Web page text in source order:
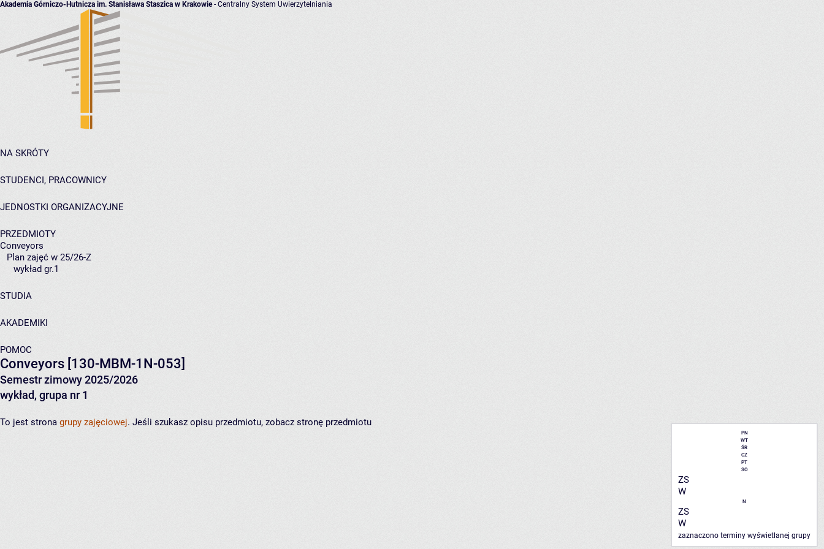
Akademia Górniczo-Hutnicza im. Stanisława Staszica w Krakowie- Centralny System Uwierzytelniania
NA SKRÓTY
STUDENCI, PRACOWNICY
JEDNOSTKI ORGANIZACYJNE
PRZEDMIOTY
Conveyors
Plan zajęć w 25/26-Z
wykład gr.1
STUDIA
AKADEMIKI
POMOC
Conveyors [130-MBM-1N-053]
Semestr zimowy 2025/2026
wykład, grupa nr 1
PN
WT
ŚR
CZ
PT
SO
ZS
W
N
ZS
W
zaznaczono terminy wyświetlanej grupy
To jest strona grupy zajęciowej. Jeśli szukasz opisu przedmiotu, zobacz stronę przedmiotu